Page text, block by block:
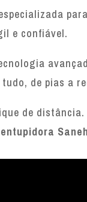
e confiável.
de pias a
de distância.